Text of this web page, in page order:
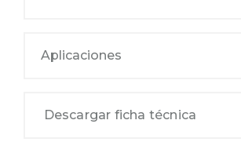
Aplicaciones
Descargar ficha técnica